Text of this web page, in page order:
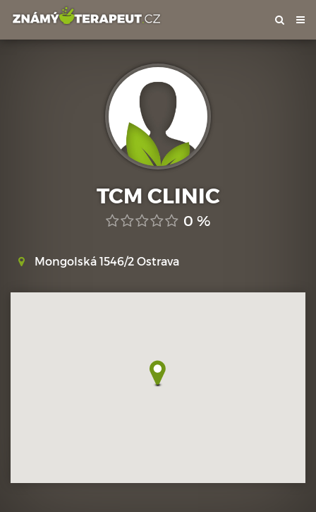
TCM CLINIC
0 %
Mongolská 1546/2 Ostrava